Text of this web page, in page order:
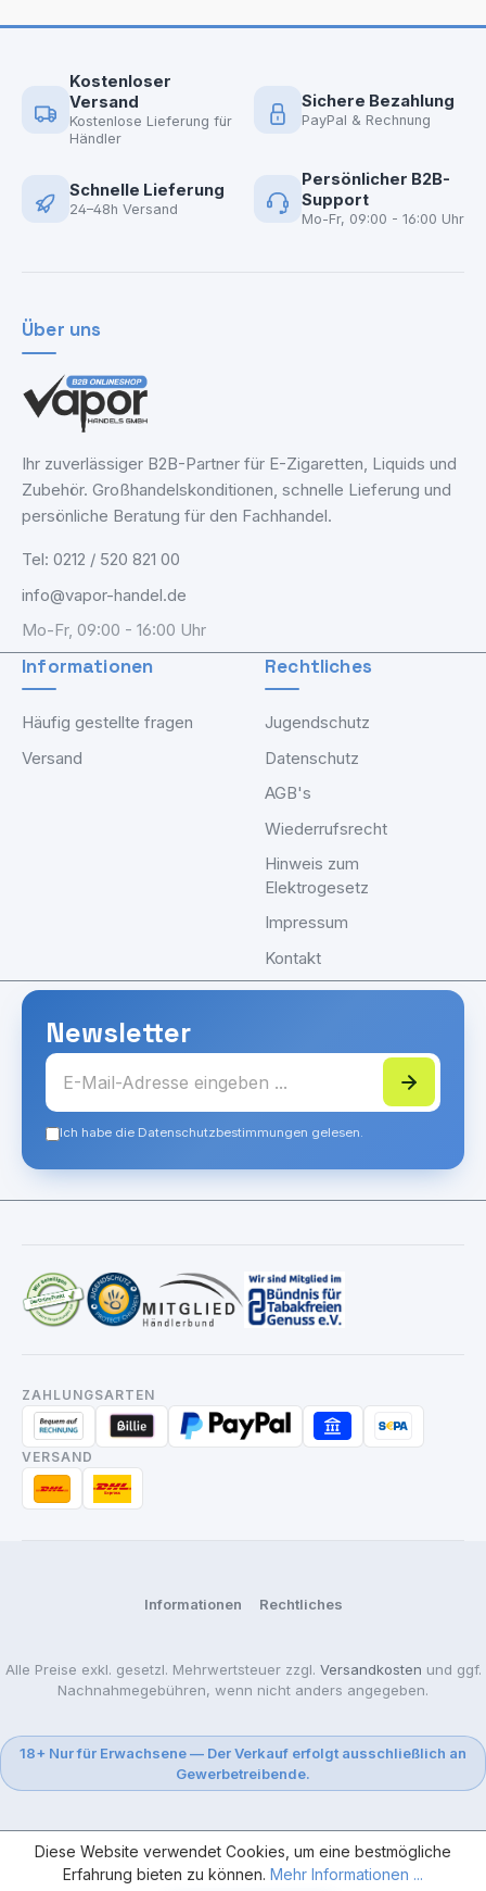
Kostenloser
Versand
Kostenlose Lieferung für
Händler
Sichere Bezahlung
PayPal & Rechnung
Schnelle Lieferung
24–48h Versand
Persönlicher B2B-
Support
Mo-Fr, 09:00 - 16:00 Uhr
Über uns
Ihr zuverlässiger B2B-Partner für E-Zigaretten, Liquids und
Zubehör. Großhandelskonditionen, schnelle Lieferung und
persönliche Beratung für den Fachhandel.
Tel: 0212 / 520 821 00
info@vapor-handel.de
Mo-Fr, 09:00 - 16:00 Uhr
Informationen
Häufig gestellte fragen
Versand
Rechtliches
Jugendschutz
Datenschutz
AGB's
Wiederrufsrecht
Hinweis zum
Elektrogesetz
Impressum
Kontakt
Newsletter
Ich habe die Datenschutzbestimmungen gelesen.
ZAHLUNGSARTEN
VERSAND
Informationen Rechtliches
Alle Preise exkl. gesetzl. Mehrwertsteuer zzgl. Versandkosten und ggf.
Nachnahmegebühren, wenn nicht anders angegeben.
18+ Nur für Erwachsene — Der Verkauf erfolgt ausschließlich an
Gewerbetreibende.
Diese Website verwendet Cookies, um eine bestmögliche
Erfahrung bieten zu können. Mehr Informationen ...